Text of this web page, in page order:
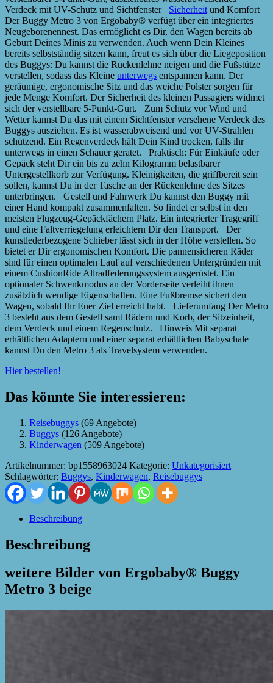
Verdeck mit UV-Schutz und Sichtfenster Sicherheit und Komfort
Der Buggy Metro 3 von Ergobaby® verfügt über ein integriertes
Neugeborenennest. Das ermöglicht es Dir, den Wagen bereits ab
Geburt Deines Minis zu verwenden. Auch wenn Dein Kleines
bereits selbstständig sitzen kann, freut es sich über die Liegeposition
des Buggys: Du kannst die Rückenlehne neigen und die Fußstütze
verstellen, sodass das Kleine unterwegs entspannen kann. Der
geräumige, ergonomische Sitz und das weiche Polster sorgen für
jede Menge Komfort. Der Sicherheit des kleinen Passagiers widmet
sich der verstellbare 5-Punkt-Gurt. Zum Schutz vor Wind und
Wetter kannst Du das mit einem Sichtfenster versehene Verdeck des
Buggys ausziehen. Es ist wasserabweisend und vor UV-Strahlen
schützend. Ein Regenverdeck hält Dein Kind trocken, falls ihr
unterwegs in einen Schauer geratet. Praktisch: Für Einkäufe oder
Gepäck steht Dir ein bis zu zehn Kilogramm belastbarer
Untergestellkorb zur Verfügung. Kleinigkeiten, die griffbereit sein
sollen, kannst Du in der Tasche an der Rückenlehne des Sitzes
unterbringen. Gestell und Fahrwerk Du kannst den Buggy mit
einer Hand kompakt zusammenfalten. So findet er selbst in den
meisten Flugzeug-Gepäckfächern Platz. Ein integrierter Tragegriff
und eine Faltverriegelung erleichtern Dir den Transport. Der
kunstlederbezogene Schieber lässt sich in der Höhe verstellen. So
bietet er Dir ergonomischen Komfort. Die pannensicheren Räder
sind für einen optimalen Lauf auf verschiedenen Untergründen mit
einem CushionRide Allradfederungssystem ausgerüstet. Ein
optionaler Schwenkmodus an der Vorderseite verleiht ihnen
zusätzlich wendige Eigenschaften. Eine Fußbremse sichert den
Wagen, sobald Ihr Euer Ziel erreicht habt. Lieferumfang Der Metro
3 besteht aus dem Gestell samt Rädern und Korb, der Sitzeinheit,
dem Verdeck und einem Regenschutz. Hinweis Mit separat
erhältlichen Adaptern und einer separat erhältlichen Babyschale
kannst Du den Metro 3 als Travelsystem verwenden.
Hier bestellen!
Das könnte Sie interessieren:
Reisebuggys (69 Angebote)
Buggys (126 Angebote)
Kinderwagen (509 Angebote)
Artikelnummer: bp1558963024 Kategorie: Unkategorisiert
Schlagwörter: Buggys, Kinderwagen, Reisebuggys
Beschreibung
Beschreibung
weitere Bilder von Ergobaby® Buggy
Metro 3 beige